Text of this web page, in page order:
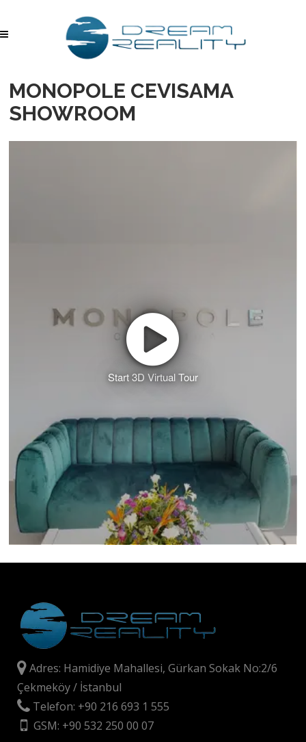
MONOPOLE CEVISAMA
SHOWROOM
Start 3D Virtual Tour
Adres: Hamidiye Mahallesi, Gürkan Sokak No:2/6
Çekmeköy / İstanbul
Telefon: +90 216 693 1 555
GSM: +90 532 250 00 07